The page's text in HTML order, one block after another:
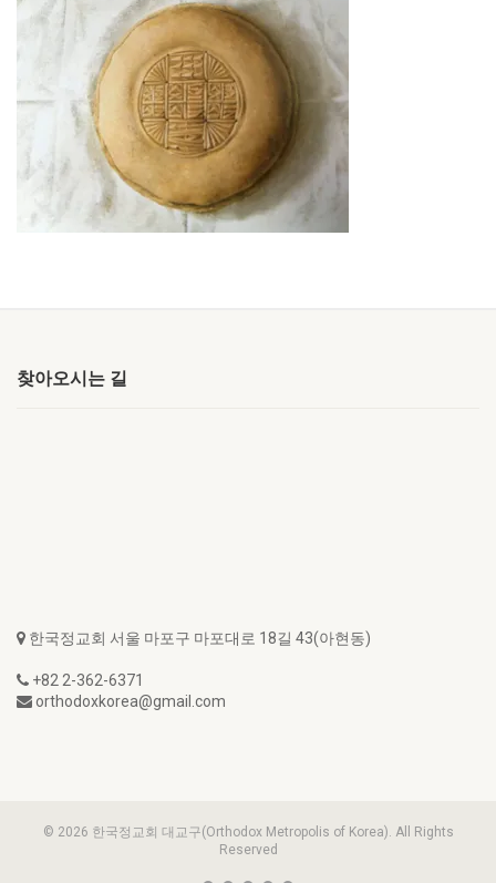
찾아오시는 길
한국정교회 서울 마포구 마포대로 18길 43(아현동)
+82 2-362-6371
orthodoxkorea@gmail.com
© 2026 한국정교회 대교구(Orthodox Metropolis of Korea). All Rights
Reserved